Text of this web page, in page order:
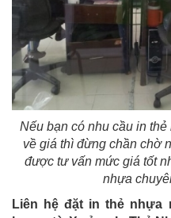
Nếu bạn có nhu cầu in
về giá thì đừng chần chờ
được tư vấn mức giá tốt
nhựa
Liên hệ đặt in thẻ nhựa